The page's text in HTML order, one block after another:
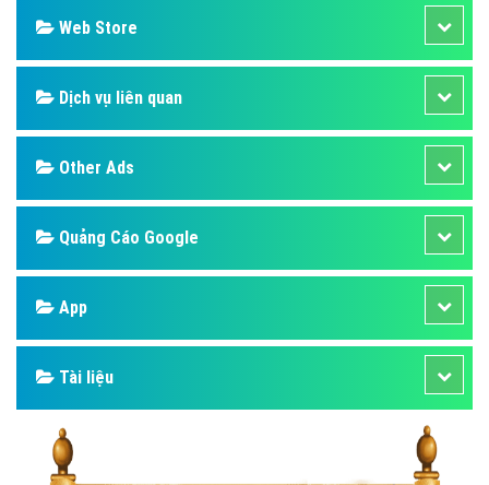
Web Store
Dịch vụ liên quan
Other Ads
Quảng Cáo Google
App
Tài liệu